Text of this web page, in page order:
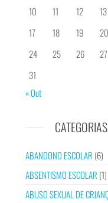
10
11 12 13
17
18 19 20
24
25 26 27
31
« Out
ABANDONO ESCOLAR (6)
ABSENTISMO ESCOLAR (1)
ABUSO SEXUAL DE